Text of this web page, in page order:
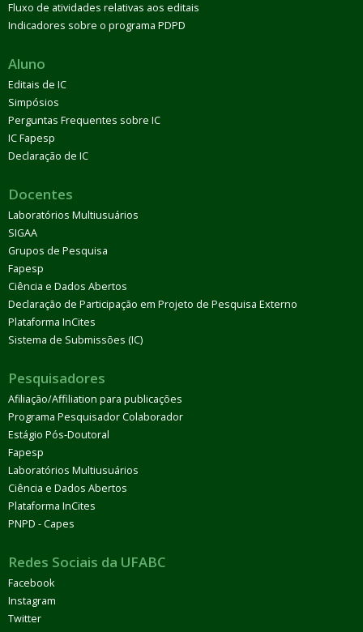
Fluxo de atividades relativas aos editais
Indicadores sobre o programa PDPD
Aluno
Editais de IC
Simpósios
Perguntas Frequentes sobre IC
IC Fapesp
Declaração de IC
Docentes
Laboratórios Multiusuários
SIGAA
Grupos de Pesquisa
Fapesp
Ciência e Dados Abertos
Declaração de Participação em Projeto de Pesquisa Externo
Plataforma InCites
Sistema de Submissões (IC)
Pesquisadores
Afiliação/Affiliation para publicações
Programa Pesquisador Colaborador
Estágio Pós-Doutoral
Fapesp
Laboratórios Multiusuários
Ciência e Dados Abertos
Plataforma InCites
PNPD - Capes
Redes Sociais da UFABC
Facebook
Instagram
Twitter